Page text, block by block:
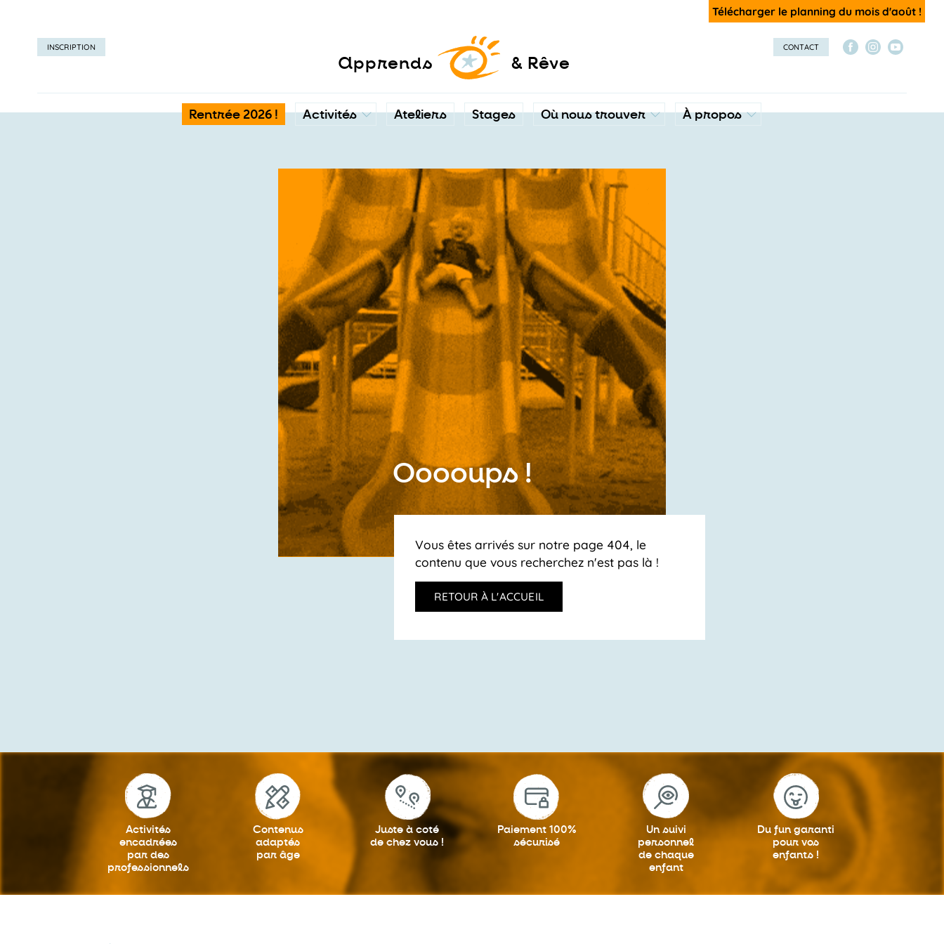
Télécharger le planning du mois d'août !
apprends & Rêve
Rentrée 2026 ! Activités Ateliers Stages Où nous trouver À propos
CONTACT
INSCRIPTION
Ooooups !
Vous êtes arrivés sur notre page 404, le
contenu que vous recherchez n'est pas là !
RETOUR À L'ACCUEIL
Activités
encadrées
par des
professionnels
Contenus
adaptés
par âge
Juste à coté
de chez vous !
Paiement 100%
sécurisé
Un suivi
personnel
de chaque
enfant
Du fun garanti
pour vos
enfants !